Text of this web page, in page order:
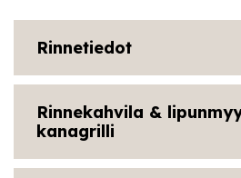
Rinnetiedot
Rinnekahvila &
kanagrilli